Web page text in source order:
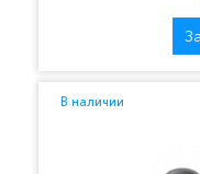
В наличии